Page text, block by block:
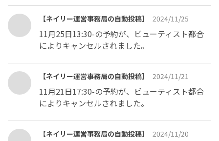
【ネイリー運営事務局の自動投稿】 2024/11/25
11月25日13:30-の予約が、ビューティスト都合
によりキャンセルされました。
【ネイリー運営事務局の自動投稿】 2024/11/21
11月21日17:30-の予約が、ビューティスト都合
によりキャンセルされました。
【ネイリー運営事務局の自動投稿】 2024/11/20